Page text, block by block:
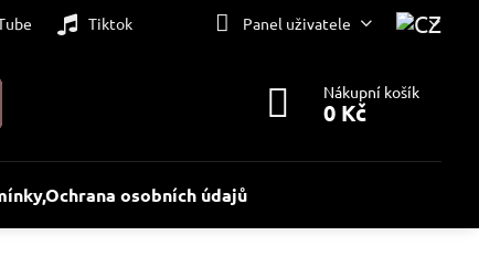
Tiktok Panel uživatele
Nákupní košík
0 Kč
osobních údajů